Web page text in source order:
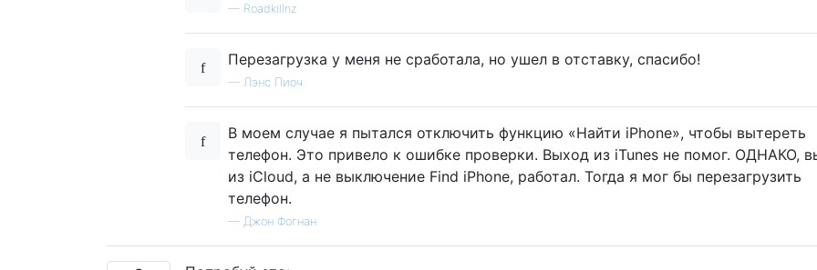
— Roadkillnz
Перезагрузка у меня не сработала, но ушел в отставку, спасибо!
— Лэнс Пиоч
В моем случае я пытался отключить функцию «Найти iPhone», чтобы вытереть
телефон. Это привело к ошибке проверки. Выход из iTunes не помог. ОДНАКО,
из iCloud, а не выключение Find iPhone, работал. Тогда я мог бы перезагрузить
телефон.
— Джон Фогнан